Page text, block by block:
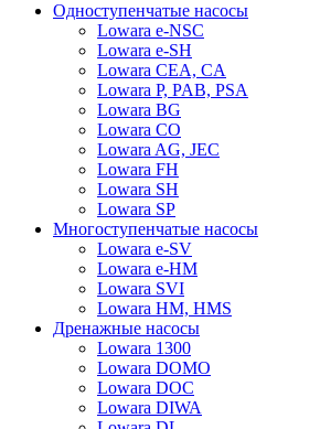
Одноступенчатые насосы
Lowara e-NSC
Lowara e-SH
Lowara CEA, CA
Lowara P, PAB, PSA
Lowara BG
Lowara CO
Lowara AG, JEC
Lowara FH
Lowara SH
Lowara SP
Многоступенчатые насосы
Lowara e-SV
Lowara e-HM
Lowara SVI
Lowara HM, HMS
Дренажные насосы
Lowara 1300
Lowara DOMO
Lowara DOC
Lowara DIWA